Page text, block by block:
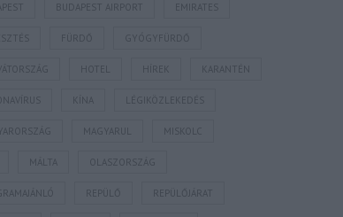
BUDAPEST AIRPORT EMIRATES
FÜRDŐ GYÓGYFÜRDŐ
HOTEL HÍREK KARANTÉN
KÍNA LÉGIKÖZLEKEDÉS
MAGYARUL MISKOLC
MÁLTA OLASZORSZÁG
REPÜLŐ REPÜLŐJÁRAT